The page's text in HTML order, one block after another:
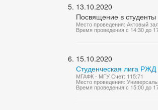
13.10.2020
Посвящение в студенты
Место проведения: Актовый
Время проведения с 14:30 до
15.10.2020
Студенческая лига
МГАФК - МГУ Счет: 115:71
Место проведения:
Время проведения с 15:00 до